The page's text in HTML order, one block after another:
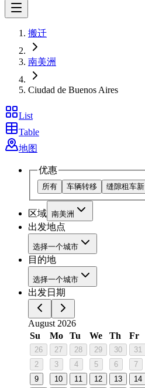
搬迁
南美洲
Ciudad de Buenos Aires
List
Table
地图
优惠
所有 车辆转移 缝隙租车新
区域 南美洲
出发地点
选择一个城市
目的地
选择一个城市
出发日期
August 2026
Su
Mo Tu We Th Fr
26 27 28 29 30 31
2
3 4 5 6 7
9
10 11 12 13 14